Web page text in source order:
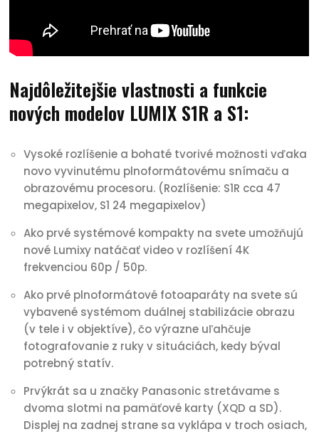
Najdôležitejšie vlastnosti a funkcie
nových modelov LUMIX S1R a S1:
Vysoké rozlíšenie a bohaté tvorivé možnosti vďaka
novo vyvinutému plnoformátovému snímaču a
obrazovému procesoru. (Rozlíšenie: S1R cca 47
megapixelov, S1 24 megapixelov)
Ako prvé systémové kompakty na svete umožňujú
nové Lumixy natáčať video v rozlíšení 4K
frekvenciou 60p / 50p.
Ako prvé plnoformátové fotoaparáty na svete sú
vybavené systémom duálnej stabilizácie obrazu
(v tele i v objektíve), čo výrazne uľahčuje
fotografovanie z ruky v situáciách, kedy býval
potrebný statív.
Prvýkrát sa u značky Panasonic stretávame s
dvoma slotmi na pamäťové karty (XQD a SD).
Displej na zadnej strane sa vyklápa v troch osiach,